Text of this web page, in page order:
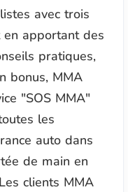
avec trois
apportant des
pratiques,
bonus, MMA
"SOS MMA"
les
auto dans
de main en
clients MMA